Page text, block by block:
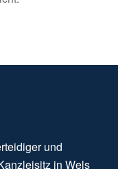
und
in Wels